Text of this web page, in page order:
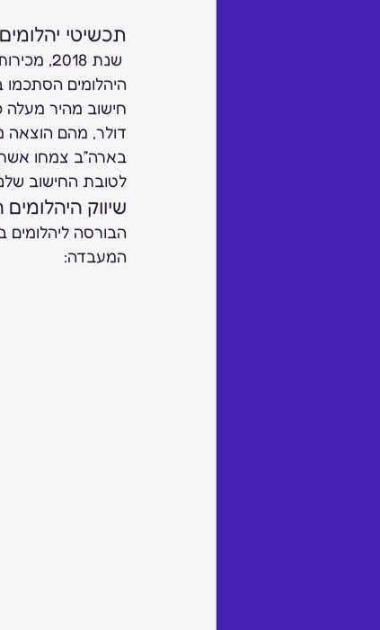
תכשיטי
דולר, מהם הוצאה
לטובת החישוב
שיווק
הבורסה ליהלומים
המעבדה: